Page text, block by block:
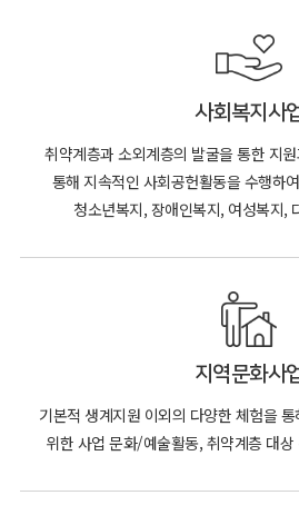
사회복지사
취약계층과 소외계층의 발굴을 통한 지
통해 지속적인 사회공헌활동을 수행하
청소년복지, 장애인복지, 여성복지,
지역문화사
기본적 생계지원 이외의 다양한 체험을
위한 사업 문화/예술활동, 취약계층 대상